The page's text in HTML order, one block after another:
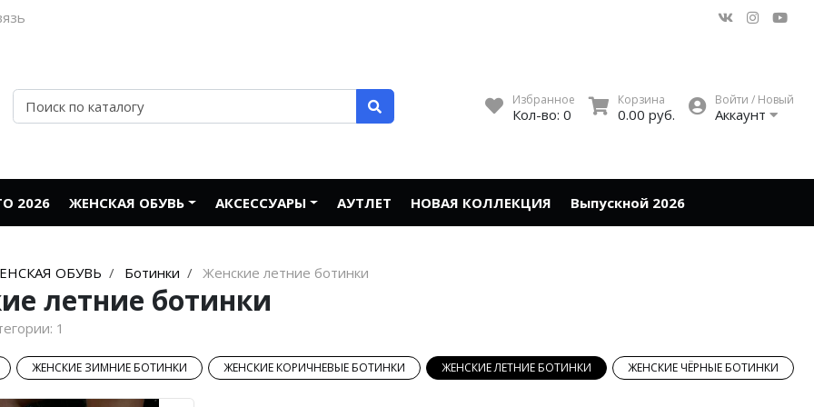
Избранное
Кол-во: 0
Корзина
0.00 руб.
Войти / Новый
Аккаунт
2026 ЖЕНСКАЯ ОБУВЬ АКСЕССУАРЫ АУТЛЕТ НОВАЯ КОЛЛЕКЦИЯ Выпускной 2026
ОБУВЬ Ботинки Женские летние ботинки
летние ботинки
1
ЖЕНСКИЕ ЗИМНИЕ БОТИНКИ ЖЕНСКИЕ КОРИЧНЕВЫЕ БОТИНКИ ЖЕНСКИЕ ЛЕТНИЕ БОТИНКИ ЖЕНСКИЕ ЧЁРНЫЕ БОТИНКИ